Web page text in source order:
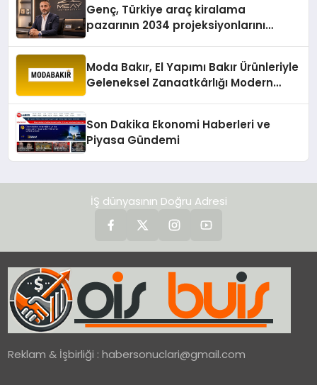
Genç, Türkiye araç kiralama
pazarının 2034 projeksiyonlarını
Moda Bakır, El Yapımı Bakır Ürünleriyle
Geleneksel Zanaatkârlığı Modern
Son Dakika Ekonomi Haberleri ve
Piyasa Gündemi
İŞ dünyasının Doğru Adresi
Reklam & İşbirliği :habersonuclari@gmail.com